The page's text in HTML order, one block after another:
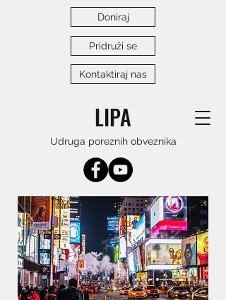
LIPA
Udruga poreznih obveznika
Doniraj
Pridruži se
Kontaktiraj nas